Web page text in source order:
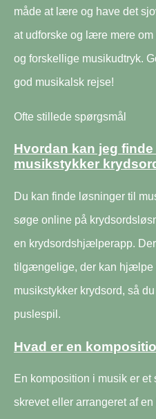
måde at lære og have det
at udforske og lære mere
og forskellige musikudtryk.
god musikalsk rejse!
Ofte stillede spørgsmål
Hvordan kan jeg finde
musikstykker
Du kan finde løsninger til
søge online på
en krydsordshjælperapp.
tilgængelige, der kan hjælpe
musikstykker krydsord, så
puslespil.
Hvad er en
En komposition i musik er
skrevet eller arrangeret af